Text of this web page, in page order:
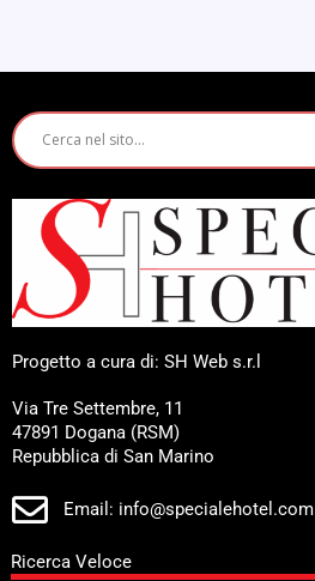
Progetto a cura di: SH Web s.r.l
Via Tre Settembre, 11
47891 Dogana (RSM)
Repubblica di San Marino
Email: info@specialehotel.com
Ricerca Veloce